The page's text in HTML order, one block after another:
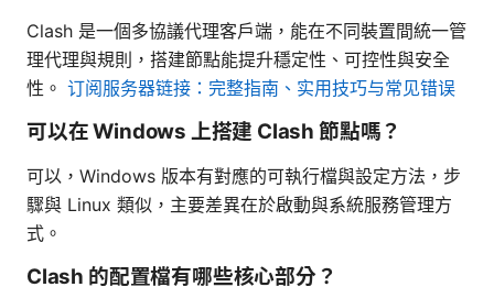
Clash 是一個多協議代理客戶端，能在不同裝置間統一管
理代理與規則，搭建節點能提升穩定性、可控性與安全
性。 订阅服务器链接：完整指南、实用技巧与常见错误
可以在 Windows 上搭建 Clash 節點嗎？
可以，Windows 版本有對應的可執行檔與設定方法，步
驟與 Linux 類似，主要差異在於啟動與系統服務管理方
式。
Clash 的配置檔有哪些核心部分？